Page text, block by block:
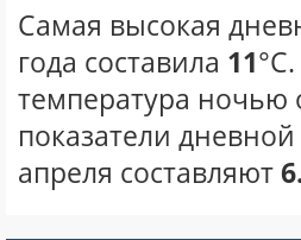
Самая высокая
года составила 11
температура ночью
показатели
апреля составляют